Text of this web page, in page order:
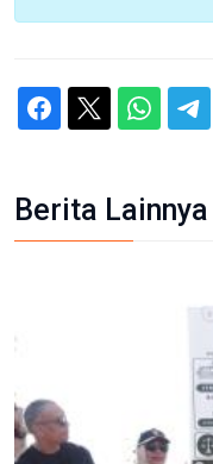
Berita Lainnya